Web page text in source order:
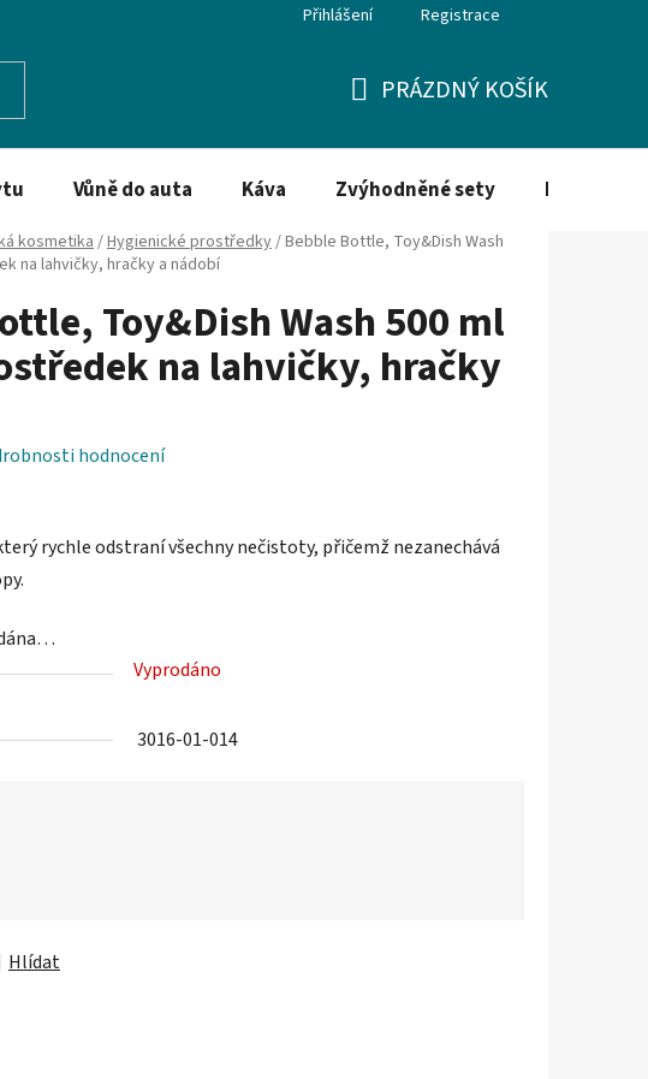
Přihlášení Registrace
KOŠÍK
PRÁZDNÝ KOŠÍK
Vůně do auta Káva Zvýhodněné sety Dezinfekce
kosmetika/Hygienické prostředky/Bebble Bottle, Toy&Dish Wash
na lahvičky, hračky a nádobí
Toy&Dish Wash 500 ml
na lahvičky, hračky
hodnocení
rychle odstraní všechny nečistoty, přičemž nezanechává
Vyprodáno
3016-01-014
Hlídat